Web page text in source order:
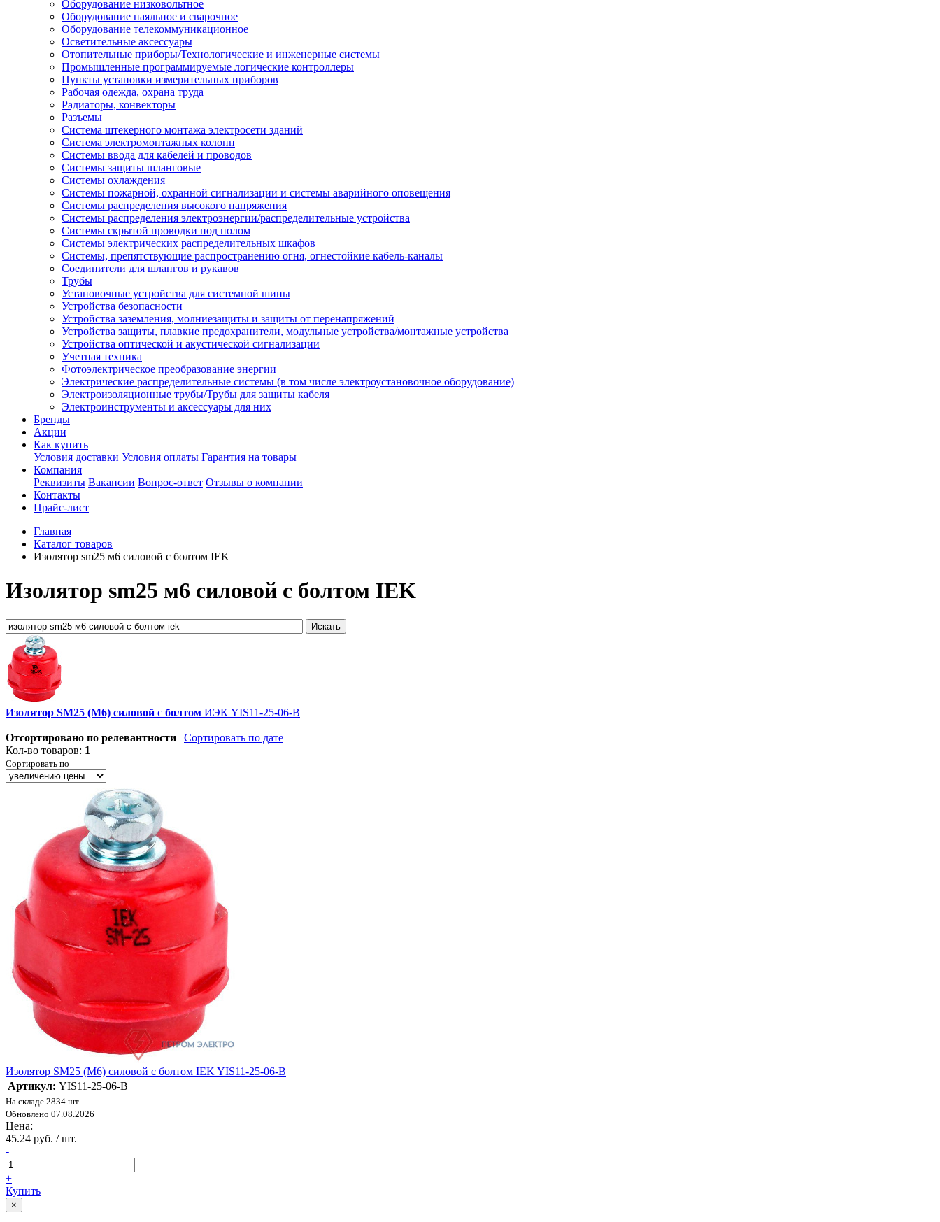
Оборудование низковольтное
Оборудование паяльное и сварочное
Оборудование телекоммуникационное
Осветительные аксессуары
Отопительные приборы/Технологические и инженерные системы
Промышленные программируемые логические контроллеры
Пункты установки измерительных приборов
Рабочая одежда, охрана труда
Радиаторы, конвекторы
Разъемы
Система штекерного монтажа электросети зданий
Система электромонтажных колонн
Системы ввода для кабелей и проводов
Системы защиты шланговые
Системы охлаждения
Системы пожарной, охранной сигнализации и системы аварийного оповещения
Системы распределения высокого напряжения
Системы распределения электроэнергии/распределительные устройства
Системы скрытой проводки под полом
Системы электрических распределительных шкафов
Системы, препятствующие распространению огня, огнестойкие кабель-каналы
Соединители для шлангов и рукавов
Трубы
Установочные устройства для системной шины
Устройства безопасности
Устройства заземления, молниезащиты и защиты от перенапряжений
Устройства защиты, плавкие предохранители, модульные устройства/монтажные устройства
Устройства оптической и акустической сигнализации
Учетная техника
Фотоэлектрическое преобразование энергии
Электрические распределительные системы (в том числе электроустановочное оборудование)
Электроизоляционные трубы/Трубы для защиты кабеля
Электроинструменты и аксессуары для них
Бренды
Акции
Как купить
Условия доставки Условия оплаты Гарантия на товары
Компания
Реквизиты Вакансии Вопрос-ответ Отзывы о компании
Контакты
Прайс-лист
Главная
Каталог товаров
Изолятор sm25 м6 силовой с болтом IEK
Изолятор sm25 м6 силовой с болтом IEK
Изолятор SM25 (М6) силовой с болтом ИЭК YIS11-25-06-B
Отсортировано по релевантности | Сортировать по дате
Кол-во товаров: 1
Сортировать по
Изолятор SM25 (М6) силовой с болтом IEK YIS11-25-06-B
Артикул: YIS11-25-06-B
На складе 2834 шт.
Обновлено 07.08.2026
Цена:
45.24 руб. / шт.
-
+
Купить
×